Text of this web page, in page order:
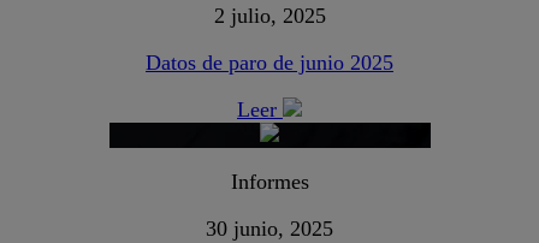
2 julio, 2025
Datos de paro de junio 2025
Leer
Informes
30 junio, 2025